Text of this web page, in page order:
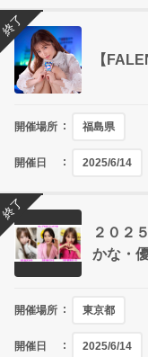
【
開催場所 福島県
開催日 2025/6/14
終了
２０２
かな・
開催場所 東京都
開催日 2025/6/14
終了